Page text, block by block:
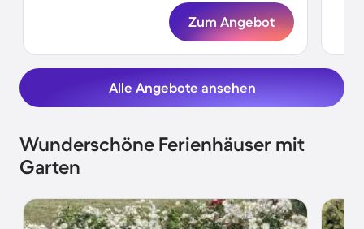
Zum Angebot
Alle Angebote ansehen
Wunderschöne Ferienhäuser mit
Garten